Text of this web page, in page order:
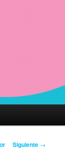
Siguiente →